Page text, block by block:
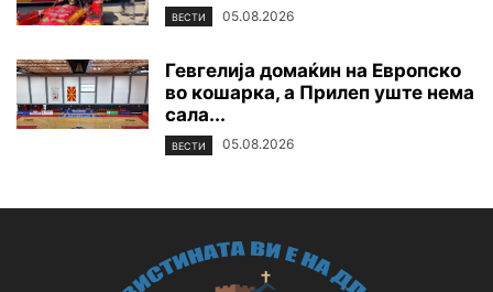
ВЕСТИ 05.08.2026
Гевгелија домаќин на Европско
во кошарка, а Прилеп уште нема
сала...
ВЕСТИ 05.08.2026